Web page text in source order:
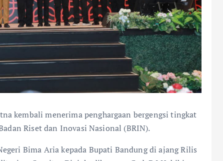
kembali menerima penghargaan bergengsi tingkat
Riset dan Inovasi Nasional (BRIN).
Bima Aria kepada Bupati Bandung di ajang Rilis